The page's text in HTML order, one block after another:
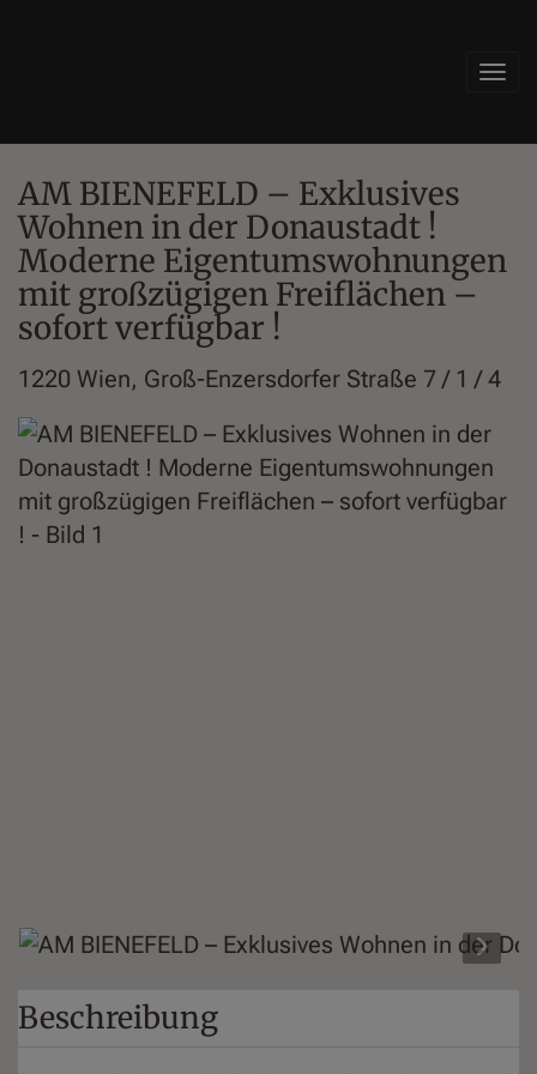
AM BIENEFELD – Exklusives
Wohnen in der Donaustadt !
Moderne Eigentumswohnungen
mit großzügigen Freiflächen –
sofort verfügbar !
1220 Wien, Groß-Enzersdorfer Straße 7 / 1 / 4
Beschreibung